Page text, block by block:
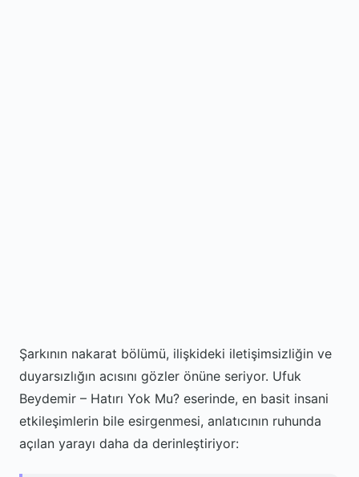
Şarkının nakarat bölümü, ilişkideki iletişimsizliğin ve
duyarsızlığın acısını gözler önüne seriyor. Ufuk
Beydemir – Hatırı Yok Mu? eserinde, en basit insani
etkileşimlerin bile esirgenmesi, anlatıcının ruhunda
açılan yarayı daha da derinleştiriyor: